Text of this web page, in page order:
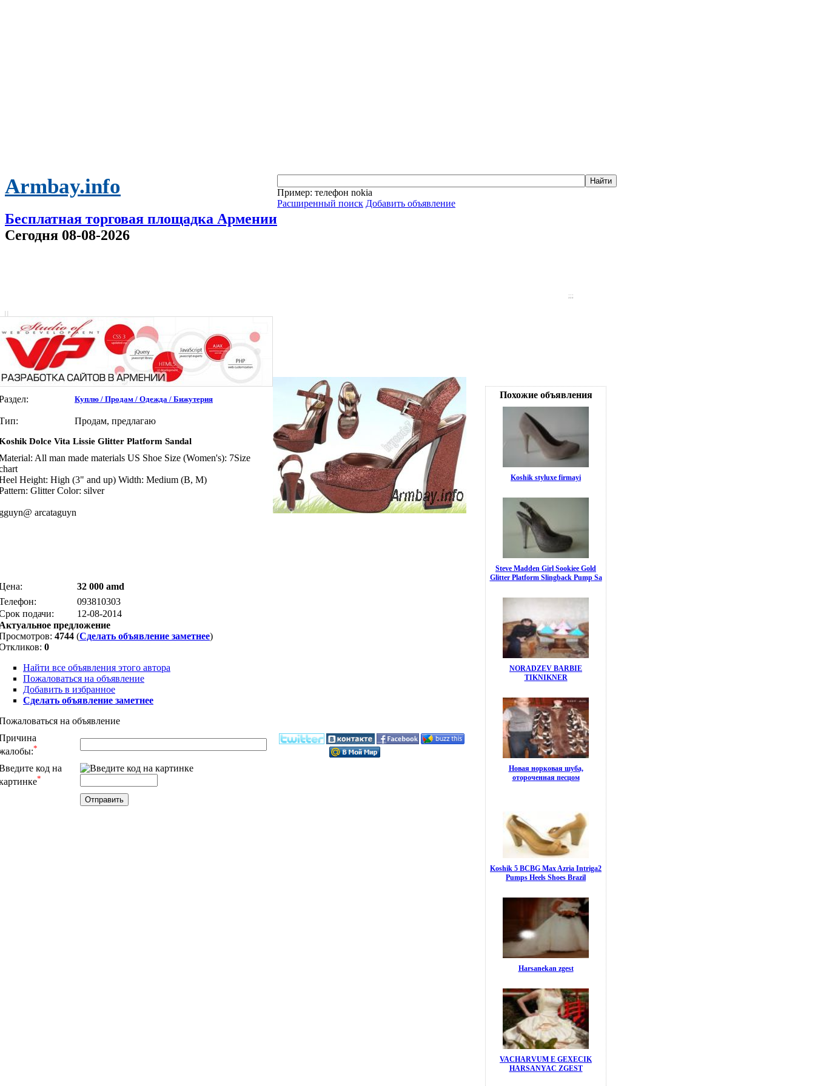
Armbay.info
Бесплатная торговая площадка Армении
Сегодня 08-08-2026
Пример: телефон nokia
Расширенный поиск Добавить объявление
;;;
Куплю / Продам / Одежда / Бижутерия
Продам, предлагаю
Dolce Vita Lissie Glitter Platform Sandal
All man made materials US Shoe Size (Women's): 7Size
Height: High (3" and up) Width: Medium (B, M)
Glitter Color: silver
arcataguyn
32 000 amd
093810303
подачи:
12-08-2014
предложение
4744 (Сделать объявление заметнее)
0
Найти все объявления этого автора
Пожаловаться на объявление
Добавить в избранное
Сделать объявление заметнее
на объявление
*
код на
*
Похожие объявления
Koshik styluxe firmayi
Steve Madden Girl Sookiee Gold
Glitter Platform Slingback Pump Sa
NORADZEV BARBIE
TIKNIKNER
Новая норковая шуба,
отороченная песцом
Koshik 5 BCBG Max Azria Intriga2
Pumps Heels Shoes Brazil
Harsanekan zgest
VACHARVUM E GEXECIK
HARSANYAC ZGEST